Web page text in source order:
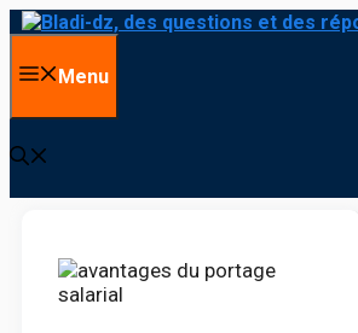
Vai al contenuto
Menu